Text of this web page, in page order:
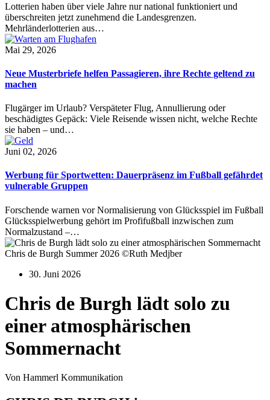
Lotterien haben über viele Jahre nur national funktioniert und
überschreiten jetzt zunehmend die Landesgrenzen.
Mehrländerlotterien aus…
Mai 29, 2026
Neue Musterbriefe helfen Passagieren, ihre Rechte geltend zu
machen
Flugärger im Urlaub? Verspäteter Flug, Annullierung oder
beschädigtes Gepäck: Viele Reisende wissen nicht, welche Rechte
sie haben – und…
Juni 02, 2026
Werbung für Sportwetten: Dauerpräsenz im Fußball gefährdet
vulnerable Gruppen
Forschende warnen vor Normalisierung von Glücksspiel im Fußball
Glücksspielwerbung gehört im Profifußball inzwischen zum
Normalzustand –…
Chris de Burgh Summer 2026 ©Ruth Medjber
30. Juni 2026
Chris de Burgh lädt solo zu
einer atmosphärischen
Sommernacht
Von Hammerl Kommunikation